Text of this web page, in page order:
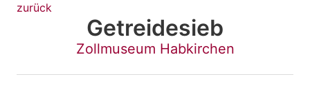
zurück
Getreidesieb
Zollmuseum Habkirchen